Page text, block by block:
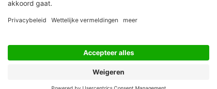
Algemene Voorwaarden
Privacyinstellingen